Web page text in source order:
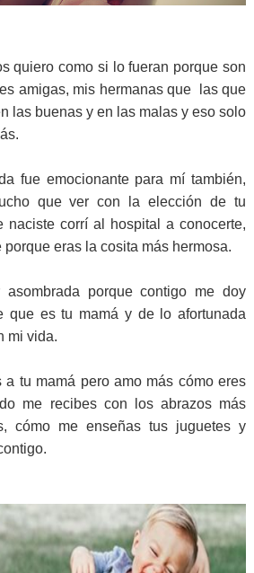
quiero como si lo fueran porque son
amigas, mis hermanas que las que
las buenas y en las malas y eso solo
fue emocionante para mí también,
que ver con la elección de tu
naciste corrí al hospital a conocerte,
eras la cosita más hermosa.
porque contigo me doy
que es tu mamá y de lo afortunada
mi vida.
a tu mamá pero amo más cómo eres
me recibes con los abrazos más
cómo me enseñas tus juguetes y